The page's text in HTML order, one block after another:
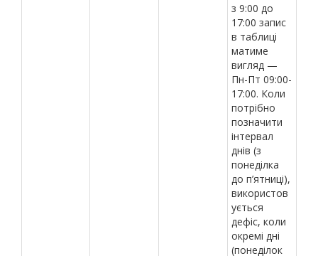
з 9:00 до
17:00 запис
в таблиці
матиме
вигляд —
Пн-Пт 09:00-
17:00. Коли
потрібно
позначити
інтервал
днів (з
понеділка
до п’ятниці),
використов
ується
дефіс, коли
окремі дні
(понеділок